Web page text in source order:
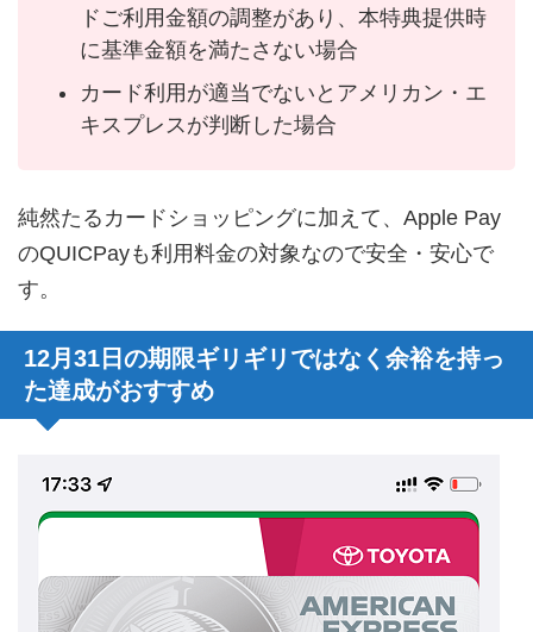
ドご利用金額の調整があり、本特典提供時
に基準金額を満たさない場合
カード利用が適当でないとアメリカン・エ
キスプレスが判断した場合
純然たるカードショッピングに加えて、Apple Pay
のQUICPayも利用料金の対象なので安全・安心で
す。
12月31日の期限ギリギリではなく余裕を持っ
た達成がおすすめ